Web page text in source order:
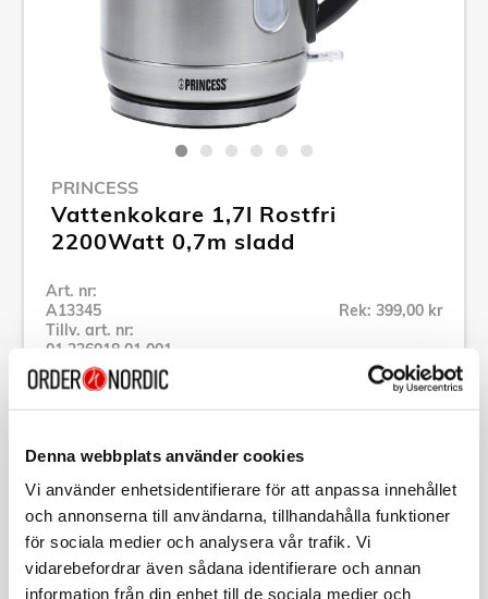
Denna webbplats använder cookies
Vi använder enhetsidentifierare för att anpassa innehållet
och annonserna till användarna, tillhandahålla funktioner
för sociala medier och analysera vår trafik. Vi
vidarebefordrar även sådana identifierare och annan
information från din enhet till de sociala medier och
PRINCESS
Vattenkokare 1,7l Rostfri
2200Watt 0,7m sladd
Art. nr:
A13345
Tillv. art. nr:
01.236018.01.001
Rek: 399,00 kr
Se alla produkter inom Princess
Specifikation
Beskrivning
Art. nr:A13345